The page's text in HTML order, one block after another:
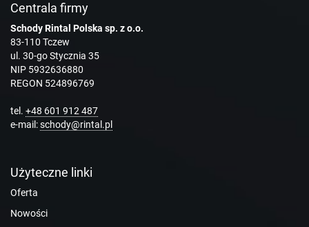
Centrala firmy
Schody Rintal Polska sp. z o.o.
83-110 Tczew
ul. 30-go Stycznia 35
NIP 5932636880
REGON 524896769
tel. +48 601 912 487
e-mail:schody@rintal.pl
Użyteczne linki
Oferta
Nowości